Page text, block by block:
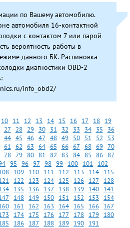
по Вашему автомобилю.
автомобиля 16-контактной
с контактом 7 или парой
вероятность работы в
данного БК. Распиновка
диагностики OBD-2
info_obd2/
10 11 12 13 14 15 16 17 18 19
27 28 29 30 31 32 33 34 35
36
44 45 46 47 48 49 50 51 52
53
61 62 63 64 65 66 67 68 69 70
78 79 80 81 82 83 84 85 86
87
95 96 97 98 99 100 101
102
109 110 111 112 113 114 115
122 123 124 125 126 127 128
135 136 137 138 139 140 141
148 149 150 151 152 153
154
161 162 163 164 165 166 167
174 175 176 177 178 179 180
186 187 188 189 190 191